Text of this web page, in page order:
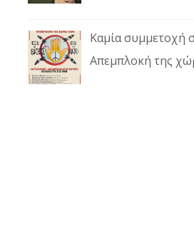
Καμία συμμετοχή
Απεμπλοκή της